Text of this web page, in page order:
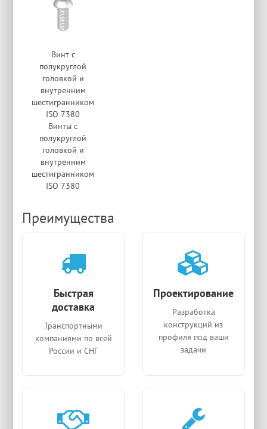
Винт с
полукруглой
головкой и
внутренним
шестигранником
ISO 7380
Винты с
полукруглой
головкой и
внутренним
шестигранником
ISO 7380
Преимущества
Быстрая
доставка
Транспортными
компаниями по всей
России и СНГ
Проектирование
Разработка
конструкций из
профиля под ваши
задачи